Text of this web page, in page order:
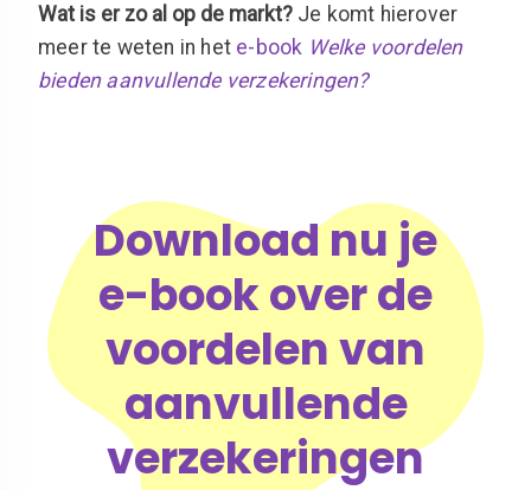
Wat is er zo al op de markt? Je komt hierover
meer te weten in het e-book Welke voordelen
bieden aanvullende verzekeringen?
Download nu je
e-book over de
voordelen van
aanvullende
verzekeringen